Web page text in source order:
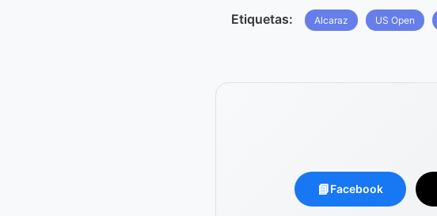
Etiquetas: Alcaraz US Open
📘Facebook